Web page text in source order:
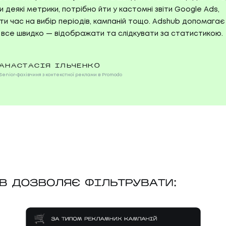
деякі метрики, потрібно йти у кастомні звіти Google Ads,
час на вибір періодів, кампаній тощо. Adshub допомагає
швидко — відображати та слідкувати за статистикою.
ІЛЬЧЕНКО
Senior-фахівчиня з контекстної реклами в Promodo